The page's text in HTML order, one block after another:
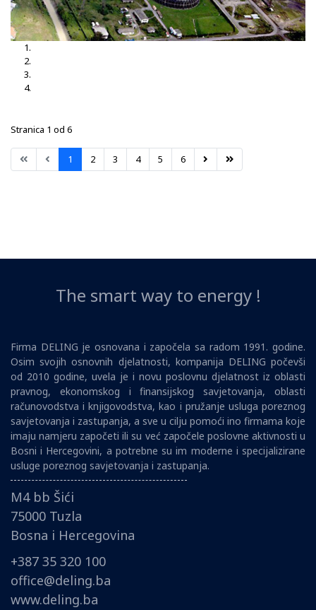
Stranica 1 od 6
1 2 3 4 5 6
The smart way to energy !
Firma DELING je osnovana i započela sa radom 1991. godine.
Osim svojih osnovnih djelatnosti, kompanija DELING počevši
od 2010 godine, uvela je i novu poslovnu djelatnost iz oblasti
pravnog, ekonomskog i finansijskog savjetovanja, oblasti
računovodstva i knjigovodstva, kao i pružanje usluga poreznog
savjetovanja i zastupanja, a sve u cilju pomoći ino firmama koje
imaju namjeru započeti ili su već započele poslovne aktivnosti u
Bosni i Hercegovini, a potrebne su im moderne i specijalizirane
usluge poreznog savjetovanja i zastupanja.
M4 bb Šići
75000 Tuzla
Bosna i Hercegovina
+387 35 320 100
office@deling.ba
www.deling.ba